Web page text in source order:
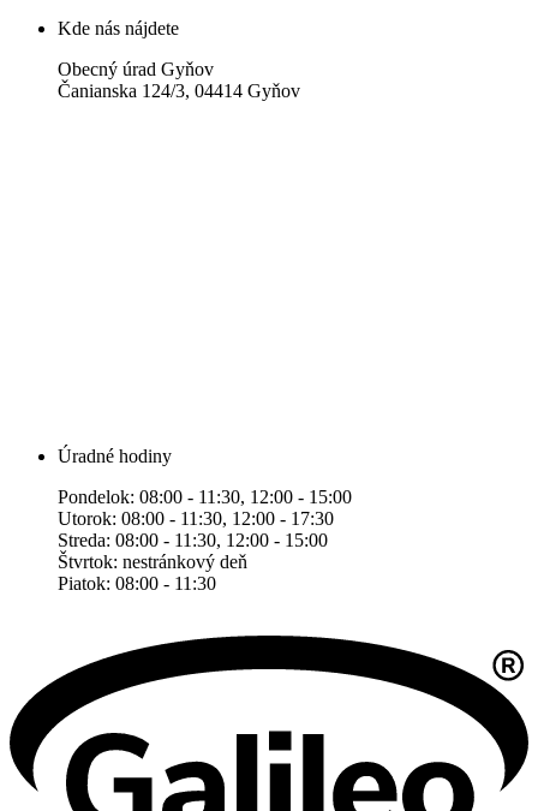
Kde nás nájdete
Obecný úrad Gyňov
Čanianska 124/3, 04414 Gyňov
Úradné hodiny
Pondelok: 08:00 - 11:30, 12:00 - 15:00
Utorok: 08:00 - 11:30, 12:00 - 17:30
Streda: 08:00 - 11:30, 12:00 - 15:00
Štvrtok: nestránkový deň
Piatok: 08:00 - 11:30